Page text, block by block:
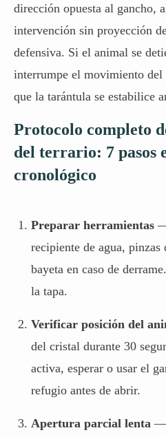
dirección opuesta al gancho,
intervención sin proyección
defensiva. Si el animal se
interrumpe el movimiento del
que la tarántula se estabilice
Protocolo completo
del terrario: 7 pasos
cronológico
Preparar herramientas
recipiente de agua,
bayeta en caso de
la tapa.
Verificar posición del
del cristal durante 30
activa, esperar o usar el
refugio antes de abrir.
Apertura parcial lenta —